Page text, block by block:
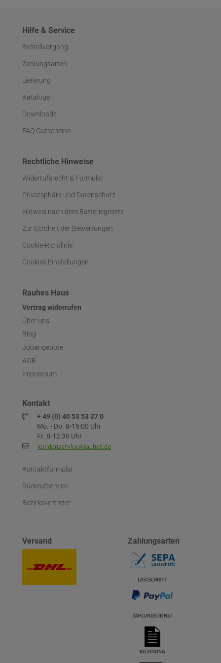
Hilfe & Service
Bestellvorgang
Zahlungsarten
Lieferung
Kataloge
Downloads
FAQ Gutscheine
Rechtliche Hinweise
Widerrufsrecht & Formular
Privatsphäre und Datenschutz
Hinweis nach dem Batteriegesetz
Zur Echtheit der Bewertungen
Cookie-Richtlinie
Cookies Einstellungen
Rauhes Haus
Vertrag widerrufen
Über uns
Blog
Jobangebote
AGB
Impressum
Kontakt
+ 49 (0) 40 53 53 37 0
Mo. - Do. 8-16:00 Uhr
Fr. 8-12:30 Uhr
Kontaktformular
Rückrufservice
Bezirksvertreter
Versand Zahlungsarten